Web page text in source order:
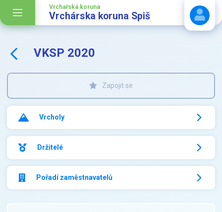
Vrchařská koruna
Vrchárska koruna Spiš
VKSP 2020
Zapojit se
Vrcholy
Držitelé
Pořadí zaměstnavatelů